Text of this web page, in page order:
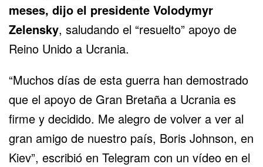
meses, dijo el presidente Volodymyr
Zelensky, saludando el “resuelto” apoyo de
Reino Unido a Ucrania.
“Muchos días de esta guerra han demostrado
que el apoyo de Gran Bretaña a Ucrania es
firme y decidido. Me alegro de volver a ver al
gran amigo de nuestro país, Boris Johnson, en
Kiev”, escribió en Telegram con un vídeo en el